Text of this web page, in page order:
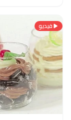
فيديو